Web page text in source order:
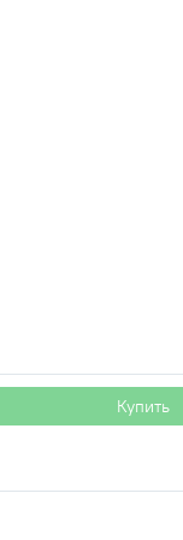
Купить